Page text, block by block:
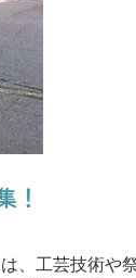
！
、工芸技術や